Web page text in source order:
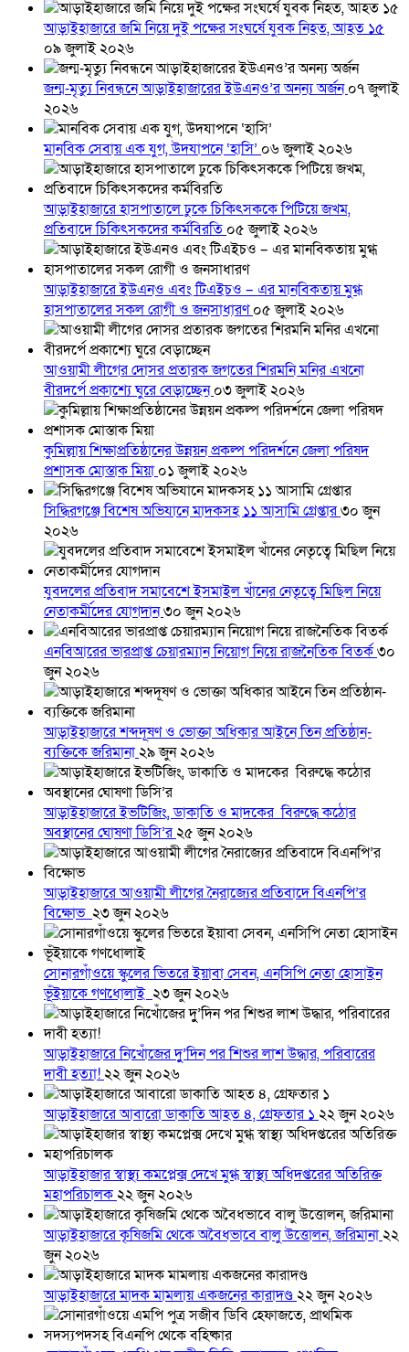
আড়াইহাজারে জমি নিয়ে দুই পক্ষের সংঘর্ষে যুবক নিহত, আহত ১৫
০৯ জুলাই ২০২৬
জন্ম-মৃত্যু নিবন্ধনে আড়াইহাজারের ইউএনও’র অনন্য অর্জন০৭ জুলাই
২০২৬
মানবিক সেবায় এক যুগ, উদযাপনে ‘হাসি’ ০৬ জুলাই ২০২৬
আড়াইহাজারে হাসপাতালে ঢুকে চিকিৎসককে পিটিয়ে জখম,
প্রতিবাদে চিকিৎসকদের কর্মবিরতি ০৫ জুলাই ২০২৬
আড়াইহাজারে ইউএনও এবং টিএইচও – এর মানবিকতায় মুগ্ধ
হাসপাতালের সকল রোগী ও জনসাধারণ০৫ জুলাই ২০২৬
আওয়ামী লীগের দোসর প্রতারক জগতের শিরমনি মনির এখনো
বীরদর্পে প্রকাশ্যে ঘুরে বেড়াচ্ছেন০৩ জুলাই ২০২৬
কুমিল্লায় শিক্ষাপ্রতিষ্ঠানের উন্নয়ন প্রকল্প পরিদর্শনে জেলা পরিষদ
প্রশাসক মোস্তাক মিয়া ০১ জুলাই ২০২৬
সিদ্ধিরগঞ্জে বিশেষ অভিযানে মাদকসহ ১১ আসামি গ্রেপ্তার৩০ জুন
২০২৬
যুবদলের প্রতিবাদ সমাবেশে ইসমাইল খাঁনের নেতৃত্বে মিছিল নিয়ে
নেতাকর্মীদের যোগদান৩০ জুন ২০২৬
এনবিআরের ভারপ্রাপ্ত চেয়ারম্যান নিয়োগ নিয়ে রাজনৈতিক বিতর্ক৩০
জুন ২০২৬
আড়াইহাজারে শব্দদূষণ ও ভোক্তা অধিকার আইনে তিন প্রতিষ্ঠান-
ব্যক্তিকে জরিমানা২৯ জুন ২০২৬
আড়াইহাজারে ইভটিজিং, ডাকাতি ও মাদকের বিরুদ্ধে কঠোর
অবস্থানের ঘোষণা ডিসি’র২৫ জুন ২০২৬
আড়াইহাজারে আওয়ামী লীগের নৈরাজ্যের প্রতিবাদে বিএনপি’র
বিক্ষোভ ২৩ জুন ২০২৬
সোনারগাঁওয়ে স্কুলের ভিতরে ইয়াবা সেবন, এনসিপি নেতা হোসাইন
ভূঁইয়াকে গণধোলাই ২৩ জুন ২০২৬
আড়াইহাজারে নিখোঁজের দুু’দিন পর শিশুর লাশ উদ্ধার, পরিবারের
দাবী হত্যা!২২ জুন ২০২৬
আড়াইহাজারে আবারো ডাকাতি আহত ৪, গ্রেফতার ১ ২২ জুন ২০২৬
আড়াইহাজার স্বাস্থ্য কমপ্লেক্স দেখে মুগ্ধ স্বাস্থ্য অধিদপ্তরের অতিরিক্ত
মহাপরিচালক২২ জুন ২০২৬
আড়াইহাজারে কৃষিজমি থেকে অবৈধভাবে বালু উত্তোলন, জরিমানা২২
জুন ২০২৬
আড়াইহাজারে মাদক মামলায় একজনের কারাদণ্ড২২ জুন ২০২৬